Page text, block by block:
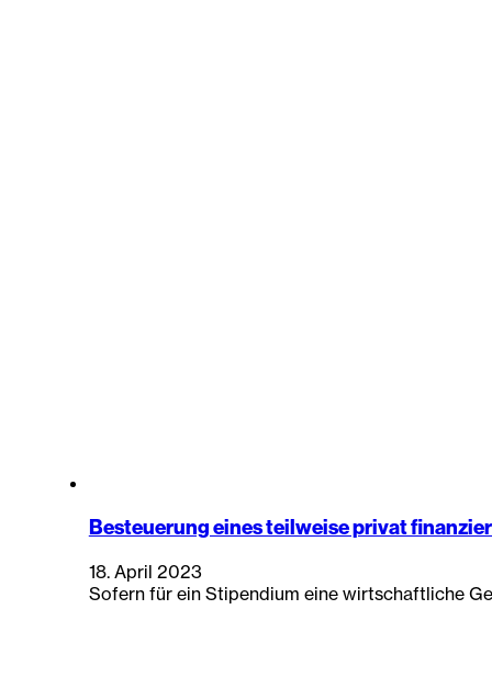
Besteuerung eines teilweise privat
18. April 2023
Sofern für ein Stipendium eine wirtschaftliche